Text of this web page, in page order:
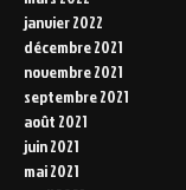
janvier 2022
décembre 2021
novembre 2021
septembre 2021
août 2021
juin 2021
mai 2021